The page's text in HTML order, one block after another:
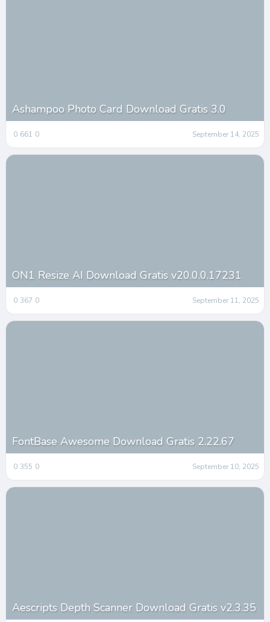
Ashampoo Photo Card Download Gratis 3.0
0 661 0 September 14, 2025
ON1 Resize AI Download Gratis v20.0.0.17231
0 367 0 September 11, 2025
FontBase Awesome Download Gratis 2.22.67
0 355 0 September 10, 2025
Aescripts Depth Scanner Download Gratis v2.3.35